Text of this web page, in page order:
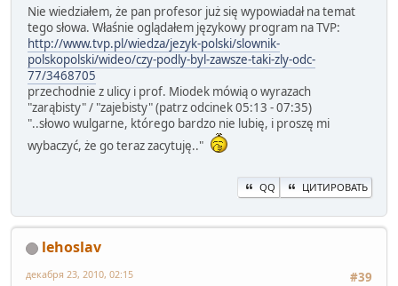
Nie wiedziałem, że pan profesor już się wypowiadał na temat
tego słowa. Właśnie oglądałem językowy program na TVP:
http://www.tvp.pl/wiedza/jezyk-polski/slownik-
polskopolski/wideo/czy-podly-byl-zawsze-taki-zly-odc-
77/3468705
przechodnie z ulicy i prof. Miodek mówią o wyrazach
"zarąbisty" / "zajebisty" (patrz odcinek 05:13 - 07:35)
"..słowo wulgarne, którego bardzo nie lubię, i proszę mi
wybaczyć, że go teraz zacytuję.."
QQ ЦИТИРОВАТЬ
lehoslav
#39
декабря 23, 2010, 02:15